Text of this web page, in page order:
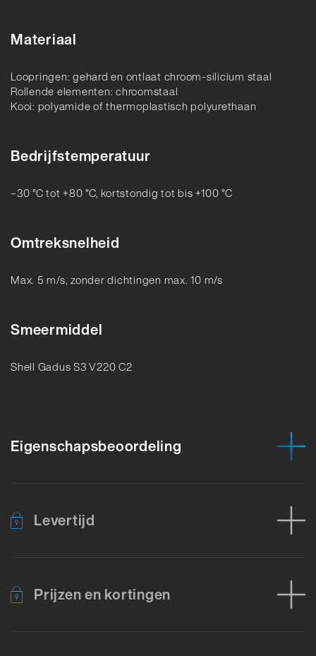
Materiaal
Loopringen: gehard en ontlaat chroom-silicium staal
Rollende elementen: chroomstaal
Kooi: polyamide of thermoplastisch polyurethaan
Bedrijfstemperatuur
–30 °C tot +80 °C, kortstondig tot bis +100 °C
Omtreksnelheid
Max. 5 m/s, zonder dichtingen max. 10 m/s
Smeermiddel
Shell Gadus S3 V220 C2
Eigenschapsbeoordeling
Levertijd
Prijzen en kortingen